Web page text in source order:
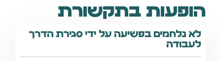
הופעות בתקשורת
לא נלחמים בפשיעה על ידי סגירת הדרך
לעבודה